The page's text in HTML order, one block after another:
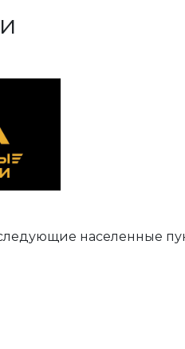
населенные